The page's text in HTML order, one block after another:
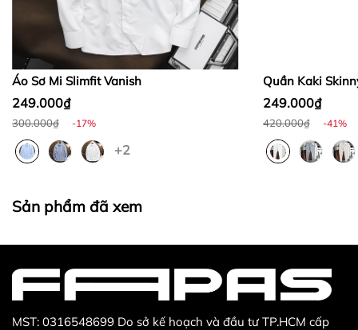
Bước 3:
Thừa/ thiếu sản phẩm
Sản phẩm bị hư hỏng khi nhìn bằng mắt thường
Áo Sơ Mi Slimfit Vanish
249.000₫
300.000₫ -17%
+2
Quần Kaki
249.000₫
420.000₫ -41%
Sản phẩm đã xem
MST: 0316548699 Do sở kế hoạch và đầu tư TP.HCM cấp